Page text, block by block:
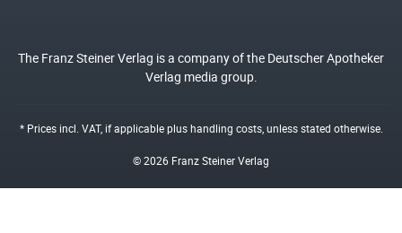
The Franz Steiner Verlag is a company of the Deutscher Apotheker
Verlag media group.
* Prices incl. VAT, if applicable plushandling costs, unless stated otherwise.
© 2026 Franz Steiner Verlag